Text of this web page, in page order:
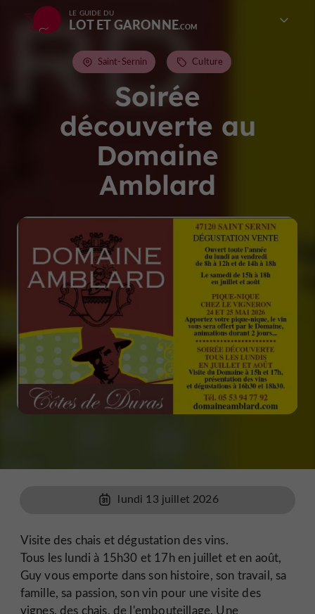
LE GUIDE DU
LOT ET GARONNE
Soirée
découverte au
Domaine
Amblard
Saint-Sernin Culture
lundi 13 juillet 2026
Visite des chais et dégustation des vins.
Tous les lundi à 15h30 et 17h en juillet et en août,
Guy vous emporte dans son histoire, son travail, sa
famille, sa passion, son vin pour une visite des
vignes, des chais, de l'embouteillage. Une